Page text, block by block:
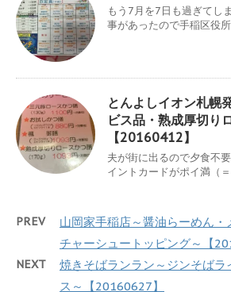
もう7月を7日も過ぎてし
事があったので手稲区役
とんよしイオン札幌
ビス品・熟成厚切り
【20160412】
夫が街に出るので夕食不
イントカードがポイ満（
PREV
山岡家手稲店～醤油らーめん
チャーシュートッピング～【
NEXT
焼きそばランラン～ジンそばラ
ス～【20160627】